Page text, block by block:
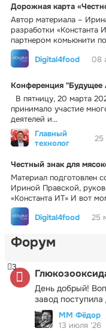
Дорожная карта
Автор материала –
разработки «Константа
партнером комьюнити
Digital4food
08
Конференция
В пятницу, 20 марта
принимало участие
деятелей и...
Главный
технолог
25
Честный знак для
Материал подготовлен
Ириной Правской,
«Константа ИТ» И вот
Digital4food
25
Форум
День добрый!
завод поступила
3
ММ Фёдор
13 июля '26